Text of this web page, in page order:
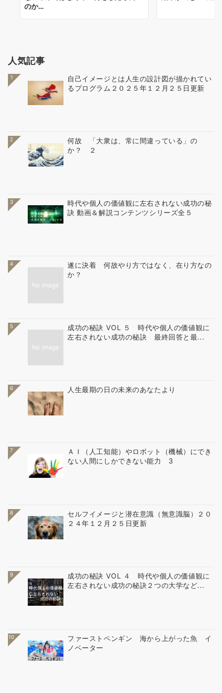
のか…
人気記事
1
自己イメージとは人生の設計図が描かれてい
るプログラム２０２５年１２月２５日更新
2
何故 「大衆は、常に間違っている」の
か？ ２
3
時代や個人の価値観に左右されない成功の秘
訣 動画＆解説コンテンツシリーズ全５
4
遂に決着 何故やり方ではなく、在り方なの
か？
5
成功の秘訣 VOL ５ 時代や個人の価値観に
左右されない成功の秘訣 最終回答と最...
6 人生最期の日の未来のあなたより
7
ＡＩ（人工知能）やロボット（機械）にでき
ない人間にしかできない能力 3
8
セルフイメージと潜在意識（無意識脳）２０
２４年１２月２５日更新
9
成功の秘訣 VOL ４ 時代や個人の価値観に
左右されない成功の秘訣２つの大学など...
10
ファーストペンギン 海から上がった魚 イ
ノベーター